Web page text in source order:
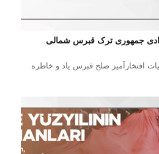
جمهوری ترک قبرس شمالی
افتخارآمیز صلح قبرس یاد و خاطره